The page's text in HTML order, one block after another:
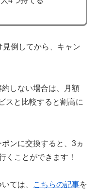
倒してから、キャン
しない場合は、月額
スと比較すると割高に
ンに交換すると、3ヵ
くことができます！
ては、 こちらの記事を